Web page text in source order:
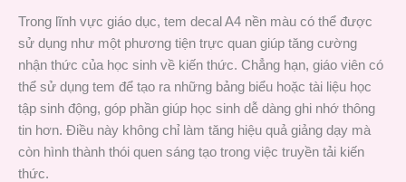
Trong lĩnh vực giáo dục, tem decal A4 nền màu có thể được
sử dụng như một phương tiện trực quan giúp tăng cường
nhận thức của học sinh về kiến thức. Chẳng hạn, giáo viên có
thể sử dụng tem để tạo ra những bảng biểu hoặc tài liệu học
tập sinh động, góp phần giúp học sinh dễ dàng ghi nhớ thông
tin hơn. Điều này không chỉ làm tăng hiệu quả giảng dạy mà
còn hình thành thói quen sáng tạo trong việc truyền tải kiến
thức.